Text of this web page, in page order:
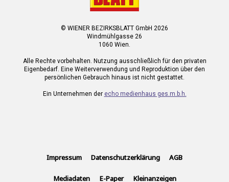
© WIENER BEZIRKSBLATT GmbH 2026
Windmühlgasse 26
1060 Wien.
Alle Rechte vorbehalten. Nutzung ausschließlich für den privaten
Eigenbedarf. Eine Weiterverwendung und Reproduktion über den
persönlichen Gebrauch hinaus ist nicht gestattet.
Ein Unternehmen der echo medienhaus ges.m.b.h.
Impressum Datenschutzerklärung AGB
Mediadaten E-Paper Kleinanzeigen